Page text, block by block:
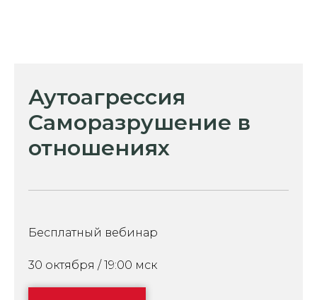
Аутоагрессия
Саморазрушение в
отношениях
Бесплатный вебинар
30 октября / 19:00 мск